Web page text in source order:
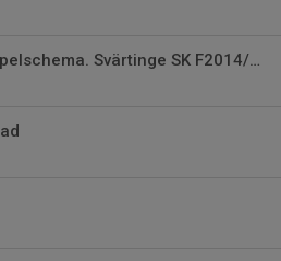
Hovet Cup 11/8 spelschema. Svärtinge SK F2014/15